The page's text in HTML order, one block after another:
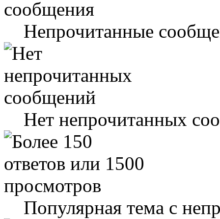
Непрочитанные
Нет непрочитанных
Популярная тема с